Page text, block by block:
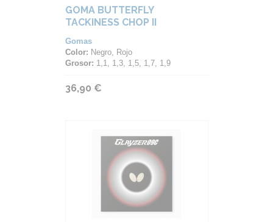
GOMA BUTTERFLY
TACKINESS CHOP II
Gomas
Color: Negro, Rojo
Grosor: 1,1, 1,3, 1,5, 1,7, 1,9
36,90 €